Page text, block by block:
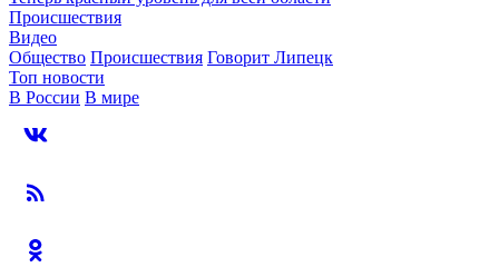
Происшествия
Видео
Общество Происшествия Говорит Липецк
Топ новости
В России В мире